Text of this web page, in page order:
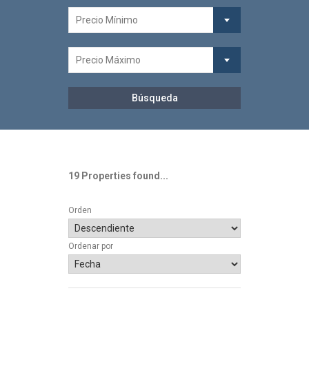
Precio Mínimo
Precio Máximo
Orden
Ordenar por
19 Properties found...